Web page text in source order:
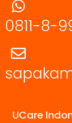
0811-8-
UCare